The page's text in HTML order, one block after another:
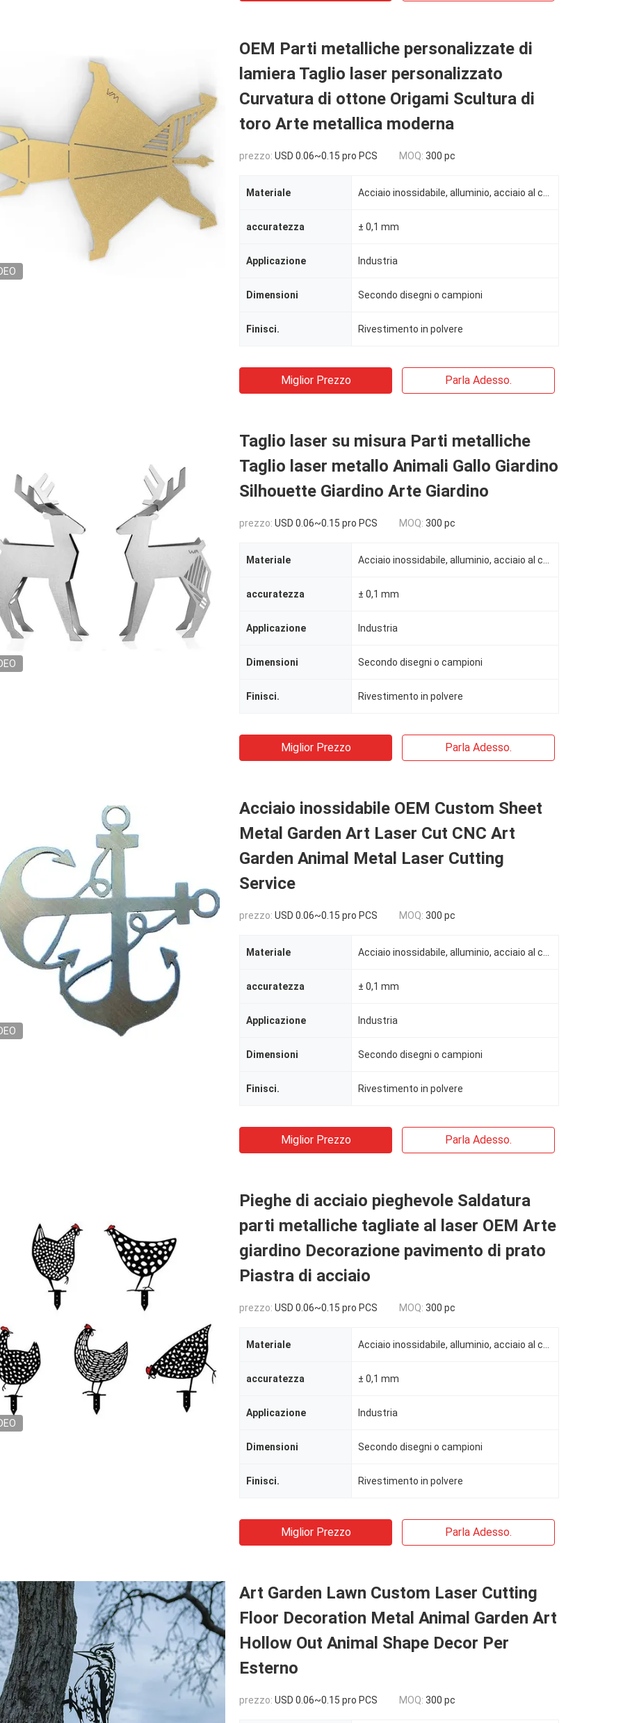
OEM Parti metalliche personalizzate di
lamiera Taglio laser personalizzato
Curvatura di ottone Origami Scultura di
toro Arte metallica moderna
prezzo: USD 0.06~0.15 pro PCS MOQ: 300 pc
Materiale
accuratezza ± 0,1 mm
Applicazione Industria
Dimensioni Secondo disegni o campioni
Finisci. Rivestimento in polvere
Miglior Prezzo Parla Adesso.
Taglio laser su misura Parti metalliche
Taglio laser metallo Animali Gallo Giardino
Silhouette Giardino Arte Giardino
prezzo: USD 0.06~0.15 pro PCS MOQ: 300 pc
Materiale
accuratezza ± 0,1 mm
Applicazione Industria
Dimensioni Secondo disegni o campioni
Finisci. Rivestimento in polvere
Miglior Prezzo Parla Adesso.
Acciaio inossidabile OEM Custom Sheet
Metal Garden Art Laser Cut CNC Art
Garden Animal Metal Laser Cutting
Service
prezzo: USD 0.06~0.15 pro PCS MOQ: 300 pc
Materiale
accuratezza ± 0,1 mm
Applicazione Industria
Dimensioni Secondo disegni o campioni
Finisci. Rivestimento in polvere
Miglior Prezzo Parla Adesso.
Pieghe di acciaio pieghevole Saldatura
parti metalliche tagliate al laser OEM Arte
giardino Decorazione pavimento di prato
Piastra di acciaio
prezzo: USD 0.06~0.15 pro PCS MOQ: 300 pc
Materiale
accuratezza ± 0,1 mm
Applicazione Industria
Dimensioni Secondo disegni o campioni
Finisci. Rivestimento in polvere
Miglior Prezzo Parla Adesso.
Art Garden Lawn Custom Laser Cutting
Floor Decoration Metal Animal Garden Art
Hollow Out Animal Shape Decor Per
Esterno
prezzo: USD 0.06~0.15 pro PCS MOQ: 300 pc